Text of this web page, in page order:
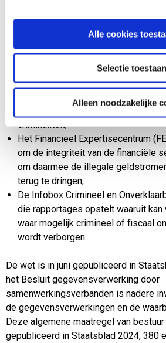
Alle cookies
Selectie toestaan
Alleen noodzakelijke
complexe problemen die het straf-,
gemeentelijke domein overstijgen,
geweld, (jeugd)criminaliteit en
verward gedrag;
strijden tegen georganiseerde en
criminaliteit;
Het Financieel Expertisecentrum
om de integriteit van de financiële
om daarmee de illegale
terug te dringen;
De Infobox Crimineel en
die rapportages opstelt waaruit kan
waar mogelijk crimineel of fiscaal
wordt verborgen.
De wet is in juni gepubliceerd in
het Besluit gegevensverwerking door
samenwerkingsverbanden is nadere
de gegevensverwerkingen en de
Deze algemene maatregel van
gepubliceerd in Staatsblad 2024, 380